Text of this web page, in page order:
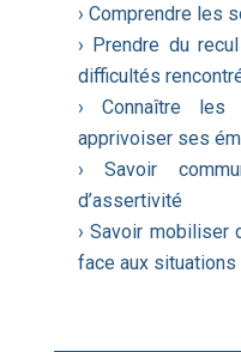
› Comprendre les
› Prendre du
difficultés
› Connaître les
apprivoiser ses
› Savoir
d’assertivité
› Savoir
face aux situations